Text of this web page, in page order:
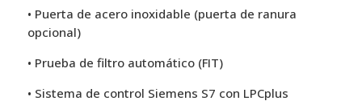
• Puerta de acero inoxidable (puerta de ranura
opcional)
• Prueba de filtro automático (FIT)
• Sistema de control Siemens S7 con LPCplus